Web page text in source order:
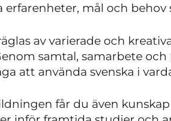
erfarenheter, mål och behov
av varierade och
samtal, samarbete
att använda svenska i
får du även